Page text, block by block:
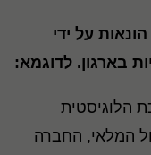
על ידי
בארגון. לדוגמא:
הלוגיסטית
המלאי, החברה